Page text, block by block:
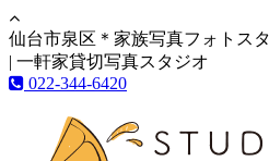
仙台市泉区＊家族写真フォトス
| 一軒家貸切写真スタジオ
022-344-6420